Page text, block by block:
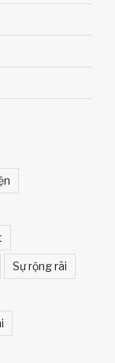
Sự rộng rãi